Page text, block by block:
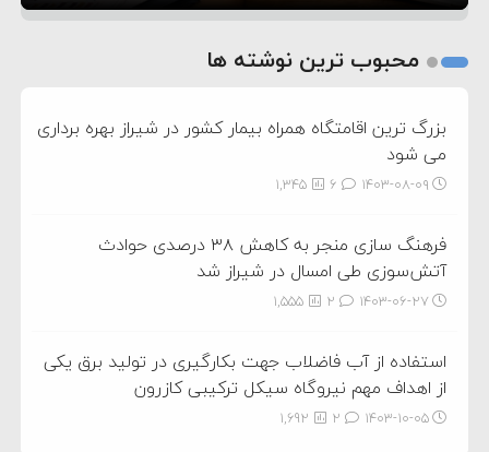
2
محبوب ترین نوشته ها
بزرگ ترین اقامتگاه همراه بیمار کشور در شیراز بهره برداری
می شود
۱۴۰۳-۰۸-۰۹ 1,345
فرهنگ سازی منجر به کاهش ۳۸ درصدی حوادث
آتش‌سوزی طی امسال در شیراز شد
۱۴۰۳-۰۶-۲۷ 1,555
استفاده از آب فاضلاب جهت بکارگیری در تولید برق یکی
از اهداف مهم نیروگاه سیکل ترکیبی کازرون
۱۴۰۳-۱۰-۰۵ 1,692